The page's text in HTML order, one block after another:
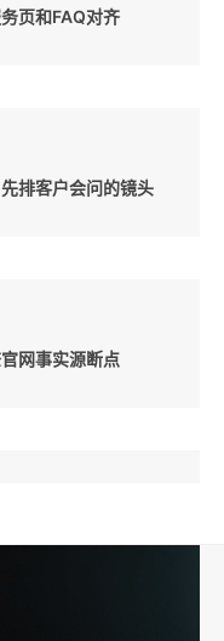
页和FAQ对齐
排客户会问的镜头
网事实源断点